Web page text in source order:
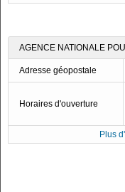
AGENCE NATIONALE
Adresse géopostale
Horaires d'ouverture
Plus